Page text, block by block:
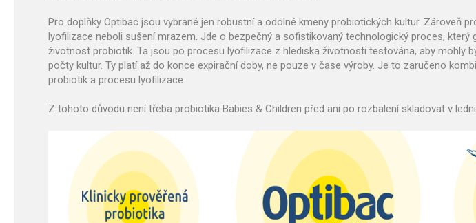
Pro doplňky Optibac jsou vybrané jen robustní a odolné kmeny probiotických kultur. Zároveň
lyofilizace neboli sušení mrazem. Jde o bezpečný a sofistikovaný technologický proces, který
životnost probiotik. Ta jsou po procesu lyofilizace z hlediska životnosti testována, aby mohly
počty kultur. Ty platí až do konce expirační doby, ne pouze v čase výroby. Je to zaručeno
probiotik a procesu lyofilizace.
Z tohoto důvodu není třeba probiotika Babies & Children před ani po rozbalení skladovat v